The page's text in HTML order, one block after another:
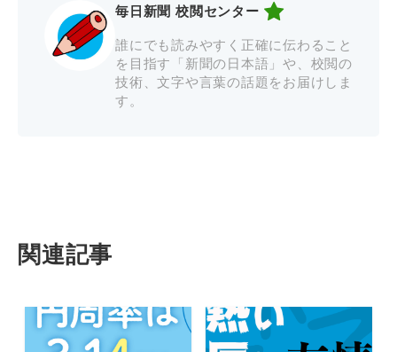
毎日新聞 校閲センター
誰にでも読みやすく正確に伝わること
を目指す「新聞の日本語」や、校閲の
技術、文字や言葉の話題をお届けしま
す。
関連記事